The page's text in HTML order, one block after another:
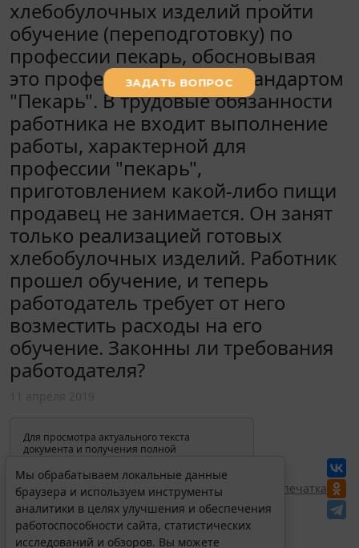
хлебобулочных изделий пройти
обучение (переподготовку) по
профессии пекарь, обосновывая
это профессиональным стандартом
"Пекарь". В трудовые обязанности
работника не входит выполнение
работы, характерной для
профессии "пекарь",
приготовлением какой-либо пищи
продавец не занимается. Он занят
только реализацией готовых
хлебобулочных изделий. Работник
прошел обучение, и теперь
работодатель требует от него
возместить расходы на его
обучение. Законны ли требования
работодателя?
Для просмотра актуального текста
документа и получения полной
изменениях и порядке применения
документа, воспользуйтесь поиском в
Интернет-версии системы ГАРАНТ:
Перепечатка
Мы обрабатываем локальные данные
браузера и используем инструменты
аналитики в целях улучшения и обеспечения
работоспособности сайта, статистических
исследований и обзоров. Вы можете